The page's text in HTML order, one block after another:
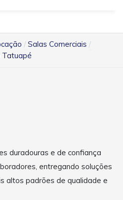
Salas Comerciais
Tatuapé
duradouras e de confiança
entregando soluções
altos padrões de qualidade e